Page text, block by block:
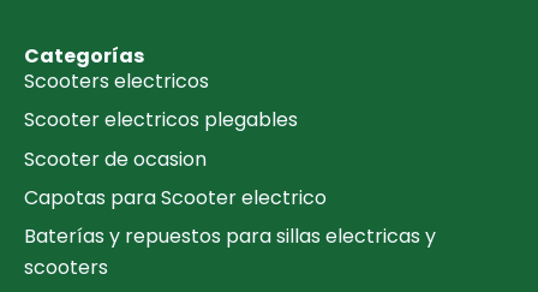
Categorías
Scooters electricos
Scooter electricos plegables
Scooter de ocasion
Capotas para Scooter electrico
Baterías y repuestos para sillas electricas y
scooters